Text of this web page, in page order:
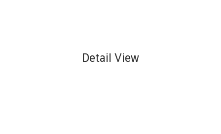
Detail View